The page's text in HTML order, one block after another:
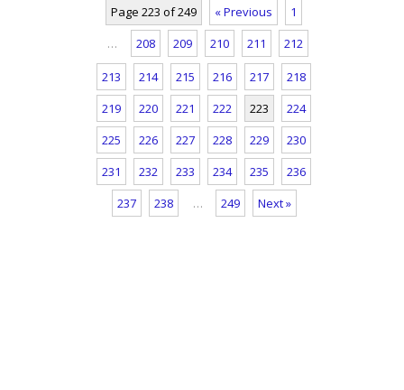
Page 223 of 249 « Previous
1
…
208 209 210 211 212
213 214 215 216 217
218
219
220 221 222 223
224
225
226 227 228 229
230
231
232 233 234 235
236
237
238 … 249 Next »